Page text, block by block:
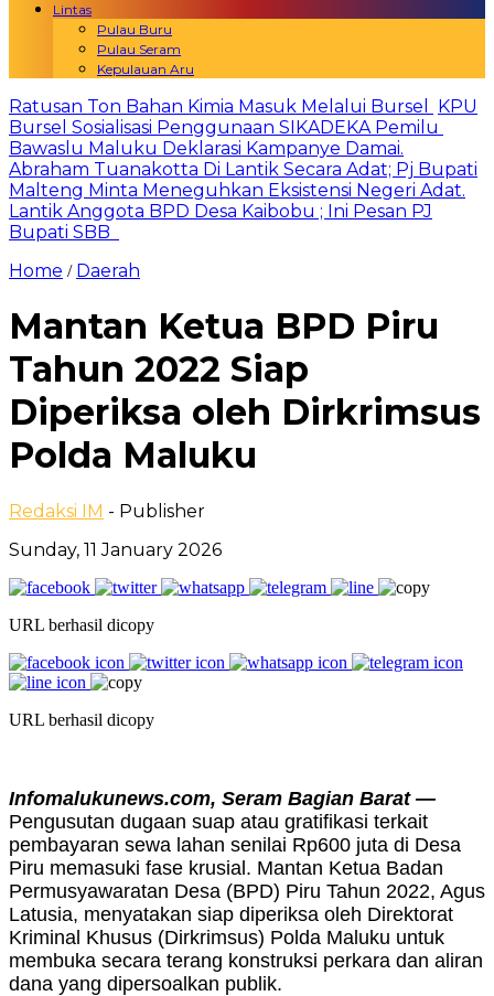
Lintas
Pulau Buru
Pulau Seram
Kepulauan Aru
Ratusan Ton Bahan Kimia Masuk Melalui Bursel
KPU
Bursel Sosialisasi Penggunaan SIKADEKA Pemilu
Bawaslu Maluku Deklarasi Kampanye Damai.
Abraham Tuanakotta Di Lantik Secara Adat; Pj Bupati
Malteng Minta Meneguhkan Eksistensi Negeri Adat.
Lantik Anggota BPD Desa Kaibobu ; Ini Pesan PJ
Bupati SBB
Home / Daerah
Mantan Ketua BPD Piru
Tahun 2022 Siap
Diperiksa oleh Dirkrimsus
Polda Maluku
Redaksi IM - Publisher
Sunday, 11 January 2026
URL berhasil dicopy
URL berhasil dicopy
Infomalukunews.com, Seram Bagian Barat —
Pengusutan dugaan suap atau gratifikasi terkait
pembayaran sewa lahan senilai Rp600 juta di Desa
Piru memasuki fase krusial. Mantan Ketua Badan
Permusyawaratan Desa (BPD) Piru Tahun 2022, Agus
Latusia, menyatakan siap diperiksa oleh Direktorat
Kriminal Khusus (Dirkrimsus) Polda Maluku untuk
membuka secara terang konstruksi perkara dan aliran
dana yang dipersoalkan publik.